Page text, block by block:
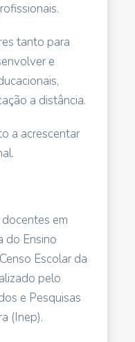
tanto para
e
a distância.
a acrescentar
em
do Ensino
Escolar da
pelo
e Pesquisas
(Inep).